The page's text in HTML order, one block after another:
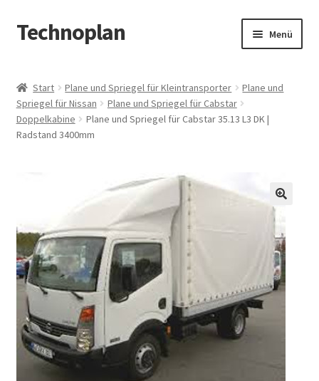
Zur
Navigation
Zum
Inhalt
Technoplan Menü
AGB
Warenkorb
Start Plane und Spriegel für Kleintransporter
Plane und
Spriegel für Nissan
Plane und Spriegel für Cabstar
Doppelkabine
Plane und Spriegel für Cabstar 35.13 L3 DK |
Radstand 3400mm